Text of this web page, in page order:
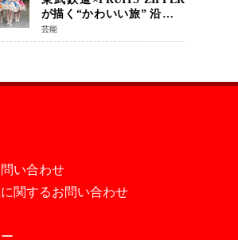
が描く“かわいい旅” 沿線を
舞台にした「TOBU KAWAII
PROJECT」が開幕
芸能
い合わせ
関するお問い合わせ